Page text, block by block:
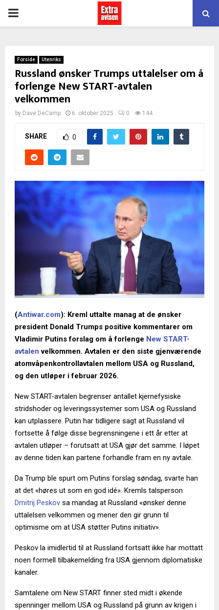
PRIMARY
Forside Utenriks
Russland ønsker Trumps uttalelser om å
forlenge New START-avtalen
velkommen
by Dave DeCamp 6. oktober 2025 0 144
SHARE 0
(Antiwar.com): Kreml uttalte manag at de ønsker
president Donald Trumps positive kommentarer om
Vladimir Putins forslag om å forlenge New START-
avtalen velkommen. Avtalen er den siste gjenværende
atomvåpenkontrollavtalen mellom USA og Russland,
og den utløper i februar 2026.
New START-avtalen begrenser antallet kjernefysiske
stridshoder og leveringssystemer som USA og Russland
kan utplassere. Putin har tidligere sagt at Russland vil
fortsette å følge disse begrensningene i ett år etter at
avtalen utløper – forutsatt at USA gjør det samme. I løpet
av denne tiden kan partene forhandle fram en ny avtale.
Da Trump ble spurt om Putins forslag søndag, svarte han
at det «høres ut som en god idé». Kremls talsperson
Dmitrij Peskov sa mandag at Russland «ønsker denne
uttalelsen velkommen og mener den gir grunn til
optimisme om at USA støtter Putins initiativ».
Peskov la imidlertid til at Russland fortsatt ikke har mottatt
noen formell tilbakemelding fra USA gjennom diplomatiske
kanaler.
Samtalene om New START finner sted midt i økende
spenninger mellom USA og Russland på grunn av krigen i